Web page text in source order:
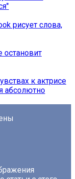
рисует слова,
остановит
к актрисе
абсолютно